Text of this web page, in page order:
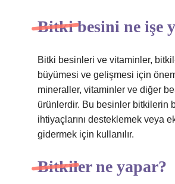
Bitki besini ne işe
Bitki besinleri ve vitaminler,
büyümesi ve gelişmesi için
mineraller, vitaminler ve diğer
ürünlerdir. Bu besinler bitkilerin
ihtiyaçlarını desteklemek veya
gidermek için kullanılır.
Bitkiler ne yapar?